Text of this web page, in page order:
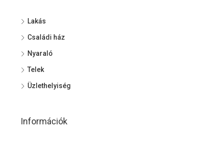
Lakás
Családi ház
Nyaraló
Telek
Üzlethelyiség
Információk